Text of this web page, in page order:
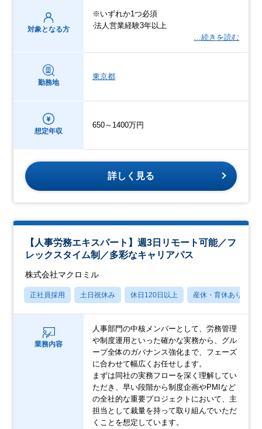
対象となる方
※いずれか1つ必須
‧法⼈営業経験3年以上
…続きを読む
勤務地
東京都
想定年収
650～1400万円
詳しく見る
【人事労務エキスパート】週3日リモート可能／フ
レックスタイム制／多彩なキャリアパス
株式会社マクロミル
正社員採用 土日祝休み 休日120日以上 産休・育休あり
業務内容
人事部門の中核メンバーとして、労務管理
や制度運用といった確かな実務から、グル
ープ全体のガバナンス強化まで、フェーズ
に合わせて幅広くお任せします。
まずは同社の実務フローを深く理解してい
ただき、早い段階から制度企画やPMIなど
の全社的な重要プロジェクトにおいて、主
担当として裁量を持って取り組んでいただ
くことを想定しています。